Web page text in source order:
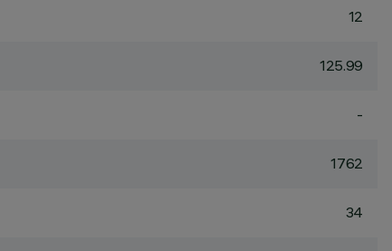
12
125.99
-
1762
34